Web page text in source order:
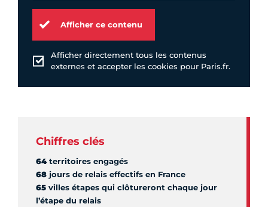
Afficher ce contenu
Afficher directement tous les contenus
externes et accepter les cookies pour Paris.fr.
Chiffres clés
64territoires engagés
68 jours de relais effectifs en France
65 villes étapes qui clôtureront chaque jour
l’étape du relais